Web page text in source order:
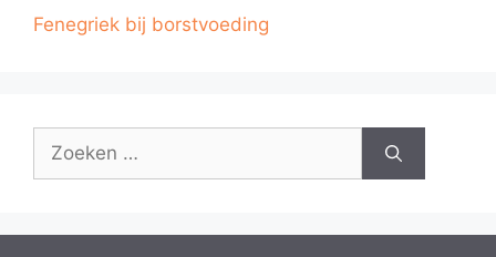
Fenegriek bij borstvoeding
Zoek